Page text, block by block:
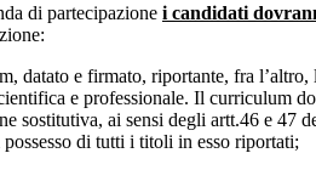
di partecipazione i candidati
datato e firmato, riportante, fra
e professionale. Il curriculum
sostitutiva, ai sensi degli artt.46 e 47
possesso di tutti i titoli in esso riportati;